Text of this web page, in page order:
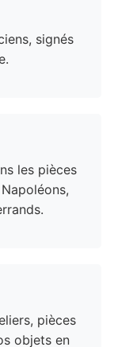
signés
les pièces
pièces
objets en